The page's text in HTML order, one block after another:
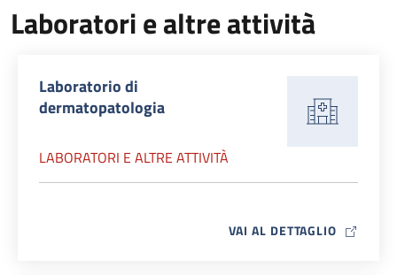
Laboratori e altre attività
Laboratorio di
dermatopatologia
LABORATORI E ALTRE ATTIVITÀ
VAI AL DETTAGLIO MAP ICON